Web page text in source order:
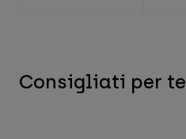
Consigliati per te